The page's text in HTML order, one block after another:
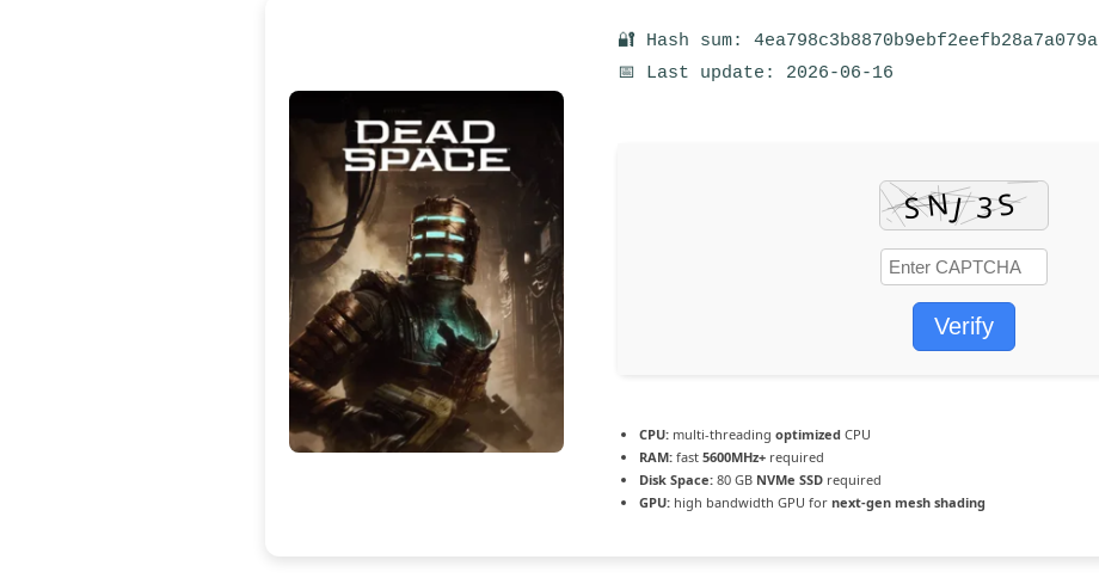
🔐 Hash sum: 4ea798c3b8870b9ebf2eefb28a7a079a
📅 Last update: 2026-06-16
Verify
CPU: multi-threading optimized CPU
RAM: fast 5600MHz+ required
Disk Space: 80 GB NVMe SSD required
GPU: high bandwidth GPU for next-gen mesh shading